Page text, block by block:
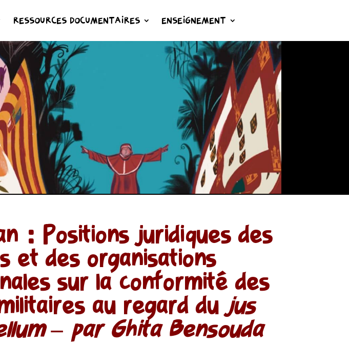
RESSOURCES DOCUMENTAIRES ENSEIGNEMENT
: Positions juridiques des
et des organisations
sur la conformité des
au regard dujus
– par Ghita Bensouda